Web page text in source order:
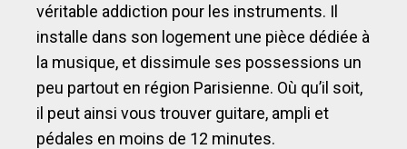
véritable addiction pour les instruments. Il
installe dans son logement une pièce dédiée à
la musique, et dissimule ses possessions un
peu partout en région Parisienne. Où qu’il soit,
il peut ainsi vous trouver guitare, ampli et
pédales en moins de 12 minutes.